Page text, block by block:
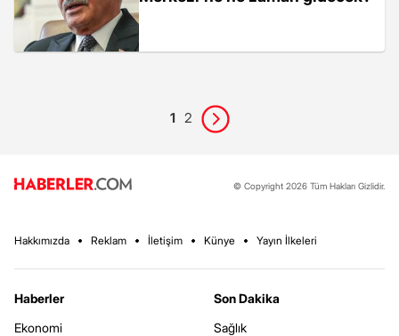
1 2
© Copyright 2026 Tüm Hakları Gizlidir.
Hakkımızda Reklam İletişim Künye Yayın İlkeleri
Haberler
Ekonomi
Son Dakika
Sağlık